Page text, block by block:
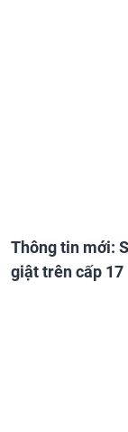
Thông tin mới:
giật trên cấp 17